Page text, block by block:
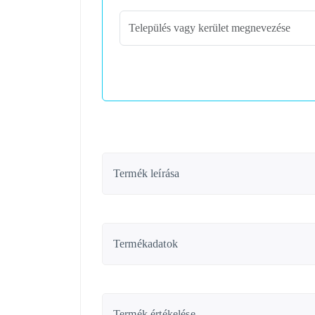
Termék leírása
Termékadatok